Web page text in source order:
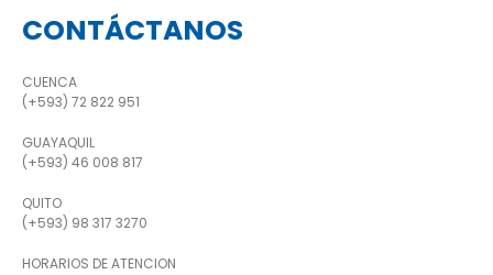
CONTÁCTANOS
CUENCA
(+593) 72 822 951
GUAYAQUIL
(+593) 46 008 817
QUITO
(+593) 98 317 3270
HORARIOS DE ATENCION